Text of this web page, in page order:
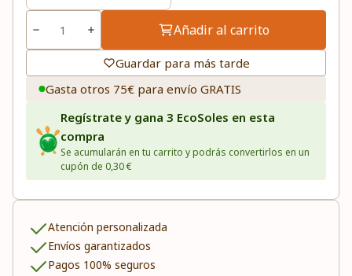
Añadir al carrito
Guardar para más tarde
Gasta otros 75€ para envío GRATIS
Regístrate y gana 3 EcoSoles en esta
compra
Se acumularán en tu carrito y podrás convertirlos en un
cupón de 0,30 €
Atención personalizada
Envíos garantizados
Pagos 100% seguros